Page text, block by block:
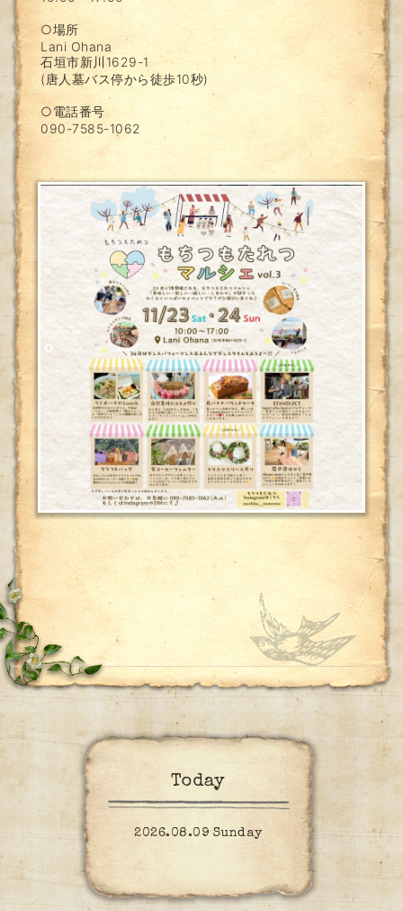
○場所
Lani Ohana
石垣市新川1629-1
(唐人墓バス停から徒歩10秒)
○電話番号
090-7585-1062
Today
2026.08.09 Sunday